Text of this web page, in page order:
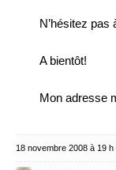
N’hésitez pas
A bientôt!
Mon adresse
18 novembre 2008 à 19 h